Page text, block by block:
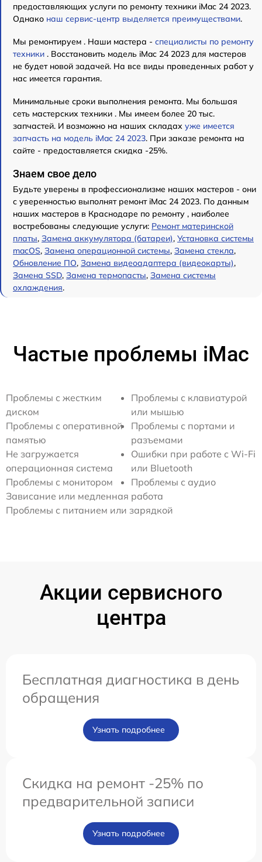
предоставляющих услуги по ремонту техники iMac 24 2023.
Однако наш сервис-центр выделяется преимуществами.
Мы ремонтируем . Наши мастера - специалисты по ремонту
техники . Восстановить модель iMac 24 2023 для мастеров
не будет новой задачей. На все виды проведенных работ у
нас имеется гарантия.
Минимальные сроки выполнения ремонта. Мы большая
сеть мастерских техники . Мы имеем более 20 тыс.
запчастей. И возможно на наших складах уже имеется
запчасть на модель iMac 24 2023. При заказе ремонта на
сайте - предоставляется скидка -25%.
Знаем свое дело
Будьте уверены в профессионализме наших мастеров - они
с уверенностью выполнят ремонт iMac 24 2023. По данным
наших мастеров в Краснодаре по ремонту , наиболее
востребованы следующие услуги: Ремонт материнской
платы, Замена аккумулятора (батареи), Установка системы
macOS, Замена операционной системы, Замена стекла,
Обновление ПО, Замена видеоадаптера (видеокарты),
Замена SSD, Замена термопасты, Замена системы
охлаждения.
Частые проблемы iMac
Проблемы с жестким
диском
Проблемы с оперативной
памятью
Не загружается
операционная система
Проблемы с монитором
Проблемы с клавиатурой
или мышью
Проблемы с портами и
разъемами
Ошибки при работе с Wi-Fi
или Bluetooth
Проблемы с аудио
Зависание или медленная работа
Проблемы с питанием или зарядкой
Акции сервисного
центра
Бесплатная диагностика в день
обращения
Узнать подробнее
Скидка на ремонт -25% по
предварительной записи
Узнать подробнее